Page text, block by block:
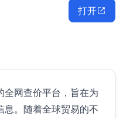
打开
全网查价平台，旨在为
息。随着全球贸易的不